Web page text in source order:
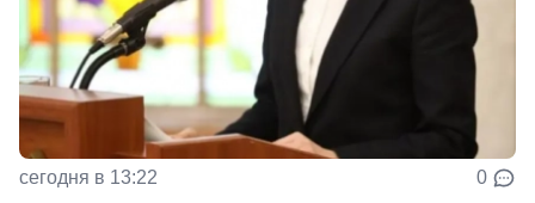
сегодня в 13:22 0